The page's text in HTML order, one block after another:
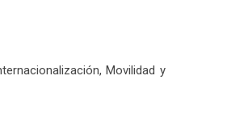
Movilidad y